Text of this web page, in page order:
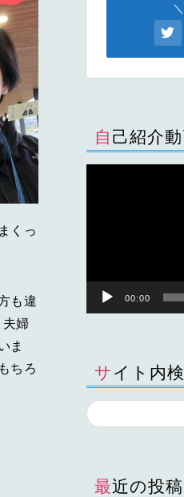
くっ
も違
婦
ま
ちろ
自己紹介
00:00
サイト内
最近の投稿